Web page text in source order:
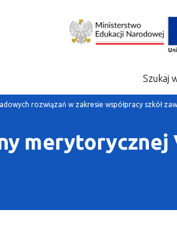
Szukaj
rozwiązań w zakresie współpracy szkół
merytorycznej